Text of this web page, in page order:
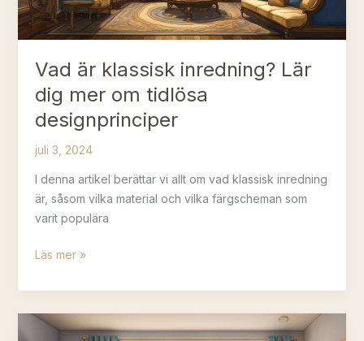
Vad är klassisk inredning? Lär
dig mer om tidlösa
designprinciper
juli 3, 2024
I denna artikel berättar vi allt om vad klassisk inredning
är, såsom vilka material och vilka färgscheman som
varit populära
Vad
klassisk
inredning?
Läs mer »